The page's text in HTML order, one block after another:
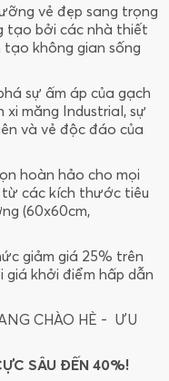
vẻ đẹp sang trọng
tạo bởi các nhà thiết
tạo không gian sống
sự ấm áp của gạch
xi măng Industrial, sự
và vẻ độc đáo của
hoàn hảo cho mọi
từ các kích thước tiêu
(60x60cm,
giảm giá 25% trên
giá khởi điểm hấp dẫn
CHÀO HÈ - ƯU
SÂU ĐẾN 40%!